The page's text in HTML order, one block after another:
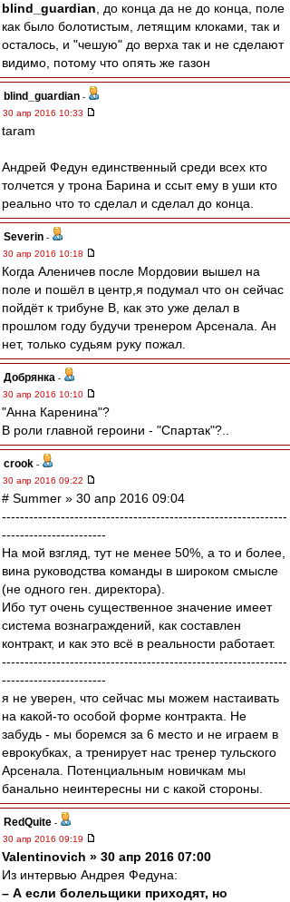
blind_guardian , до конца да не до конца, поле
как было болотистым, летящим клоками, так и
осталось, и "чешую" до верха так и не сделают
видимо, потому что опять же газон
blind_guardian -
30 апр 2016 10:33
taram
Андрей Федун единственный среди всех кто
толчется у трона Барина и ссыт ему в уши кто
реально что то сделал и сделал до конца.
Severin -
30 апр 2016 10:18
Когда Аленичев после Мордовии вышел на
поле и пошёл в центр,я подумал что он сейчас
пойдёт к трибуне В, как это уже делал в
прошлом году будучи тренером Арсенала. Ан
нет, только судьям руку пожал.
Добрянка -
30 апр 2016 10:10
"Анна Каренина"?
В роли главной героини - "Спартак"?..
crook -
30 апр 2016 09:22
# Summer » 30 апр 2016 09:04
---------------------------------------------------------------
-----------------------
На мой взгляд, тут не менее 50%, а то и более,
вина руководства команды в широком смысле
(не одного ген. директора).
Ибо тут очень существенное значение имеет
система вознаграждений, как составлен
контракт, и как это всё в реальности работает.
---------------------------------------------------------------
-----------------------
я не уверен, что сейчас мы можем настаивать
на какой-то особой форме контракта. Не
забудь - мы боремся за 6 место и не играем в
еврокубках, а тренирует нас тренер тульского
Арсенала. Потенциальным новичкам мы
банально неинтересны ни с какой стороны.
RedQuite -
30 апр 2016 09:19
Valentinovich » 30 апр 2016 07:00
Из интервью Андрея Федуна:
– А если болельщики приходят, но